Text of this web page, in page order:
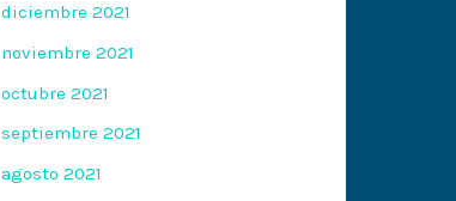
diciembre 2021
noviembre 2021
octubre 2021
septiembre 2021
agosto 2021